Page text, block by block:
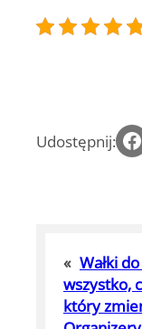
Udostępnij: Share on Facebook
« Wałki
wszystko,
który